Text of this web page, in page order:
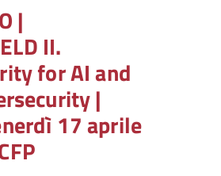
|
II.
for AI and
|
17 aprile